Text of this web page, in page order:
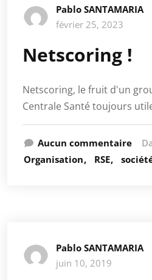
Pablo SANTAMARIA
février 25, 2023
Netscoring !
Netscoring, le fruit d'un
Centrale Santé toujours
Aucun commentaire
Organisation
RSE
Pablo SANTAMARIA
juin 10, 2019